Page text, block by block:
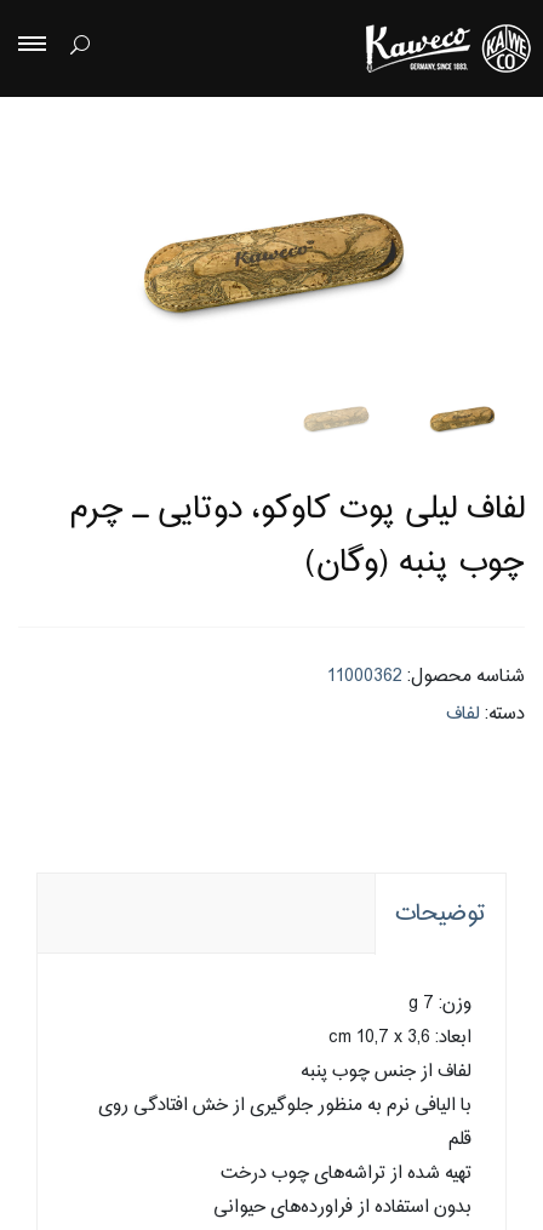
لفاف لیلی پوت کاوکو، دوتایی ـ چرم
چوب پنبه (وگان)
شناسه محصول: 11000362
دسته: لفاف
توضیحات
وزن: 7 g
ابعاد: cm 10,7 x 3,6
لفاف از جنس چوب پنبه
با الیافی نرم به منظور جلوگیری از خش افتادگی روی
قلم
تهیه شده از تراشه‌های چوب درخت
بدون استفاده از فراورده‌های حیوانی